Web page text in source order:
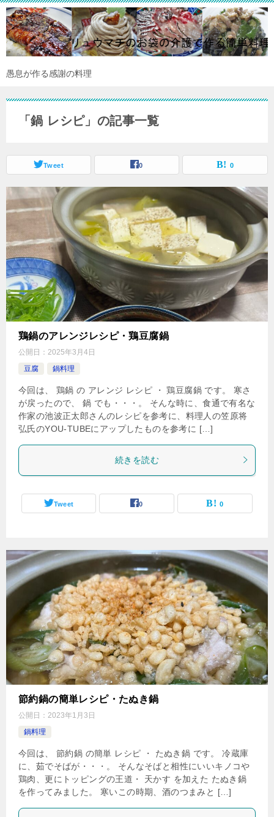
愚息が作る感謝の料理
「鍋 レシピ」の記事一覧
Tweet 0 0
鶏鍋のアレンジレシピ・鶏豆腐鍋
公開日： 2025年3月4日
豆腐
鍋料理
今回は、 鶏鍋 の アレンジ レシピ ・ 鶏豆腐鍋 です。 寒さ
が戻ったので、 鍋 でも・・・。 そんな時に、食通で有名な
作家の池波正太郎さんのレシピを参考に、料理人の笠原将
弘氏のYOU-TUBEにアップしたものを参考に […]
続きを読む
Tweet 0 0
節約鍋の簡単レシピ・たぬき鍋
公開日： 2023年1月3日
鍋料理
今回は、 節約鍋 の簡単 レシピ ・ たぬき鍋 です。 冷蔵庫
に、茹でそばが・・・。 そんなそばと相性にいいキノコや
鶏肉、更にトッピングの王道・ 天かす を加えた たぬき鍋
を作ってみました。 寒いこの時期、酒のつまみと […]